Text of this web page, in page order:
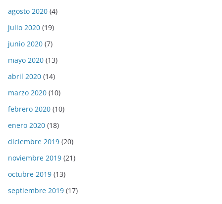
agosto 2020 (4)
julio 2020 (19)
junio 2020 (7)
mayo 2020 (13)
abril 2020 (14)
marzo 2020 (10)
febrero 2020 (10)
enero 2020 (18)
diciembre 2019 (20)
noviembre 2019 (21)
octubre 2019 (13)
septiembre 2019 (17)